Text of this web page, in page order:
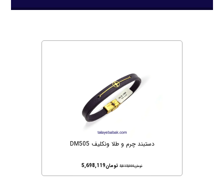
دستبند چرم و طلا ونکلیف DM505
تومان5,815,000 تومان5,698,119